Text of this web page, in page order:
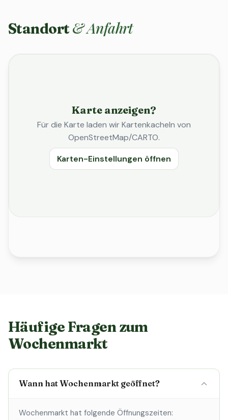
Standort & Anfahrt
Karte anzeigen?
Für die Karte laden wir Kartenkacheln von
OpenStreetMap/CARTO.
Karten-Einstellungen öffnen
Häufige Fragen zum
Wochenmarkt
Wann hat Wochenmarkt geöffnet?
Wochenmarkt hat folgende Öffnungszeiten: